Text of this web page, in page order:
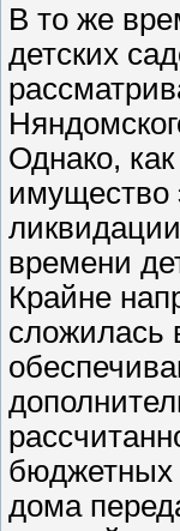
В то же
детских
Однако,
имущество
времени
Крайне
сложилась
бюджетных
дома